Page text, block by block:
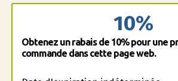
10%
Obtenez un rabais de 10% pour une
commande dans cette page web.